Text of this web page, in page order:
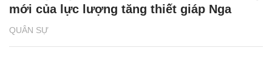
QUÂN SỰ
mới của lực lượng tăng thiết giáp Nga